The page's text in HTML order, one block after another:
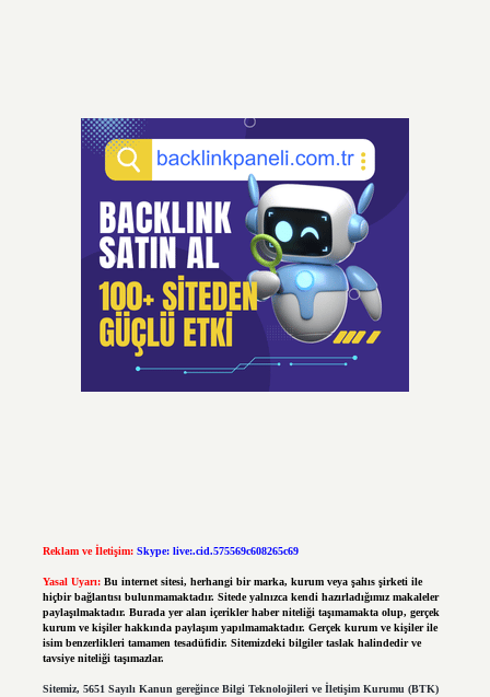
Reklam ve İletişim: Skype: live:.cid.575569c608265c69
Yasal Uyarı: Bu internet sitesi, herhangi bir marka, kurum veya şahıs şirketi ile
hiçbir bağlantısı bulunmamaktadır. Sitede yalnızca kendi hazırladığımız makaleler
paylaşılmaktadır. Burada yer alan içerikler haber niteliği taşımamakta olup, gerçek
kurum ve kişiler hakkında paylaşım yapılmamaktadır. Gerçek kurum ve kişiler ile
isim benzerlikleri tamamen tesadüfidir. Sitemizdeki bilgiler taslak halindedir ve
tavsiye niteliği taşımazlar.
Sitemiz, 5651 Sayılı Kanun gereğince Bilgi Teknolojileri ve İletişim Kurumu (BTK)